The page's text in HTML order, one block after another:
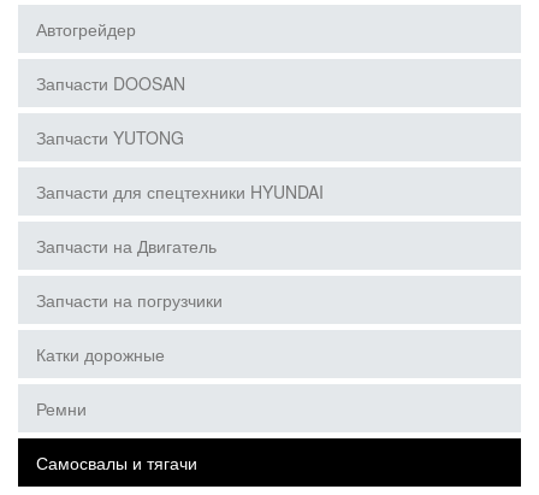
Автогрейдер
Запчасти DOOSAN
Запчасти YUTONG
Запчасти для спецтехники HYUNDAI
Запчасти на Двигатель
Запчасти на погрузчики
Катки дорожные
Ремни
Самосвалы и тягачи